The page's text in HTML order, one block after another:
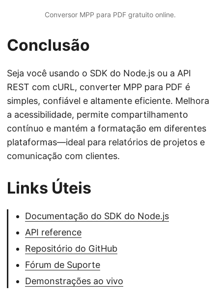
Conversor MPP para PDF gratuito online.
Conclusão
Seja você usando o SDK do Node.js ou a API
REST com cURL, converter MPP para PDF é
simples, confiável e altamente eficiente. Melhora
a acessibilidade, permite compartilhamento
contínuo e mantém a formatação em diferentes
plataformas—ideal para relatórios de projetos e
comunicação com clientes.
Links Úteis
Documentação do SDK do Node.js
API reference
Repositório do GitHub
Fórum de Suporte
Demonstrações ao vivo